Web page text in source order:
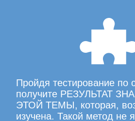
Пройдя тестирование по
получите РЕЗУЛЬТАТ
ЭТОЙ ТЕМЫ, которая,
изучена. Такой метод не